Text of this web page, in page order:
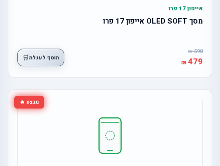
אייפון 17 פרו
מסך OLED SOFT אייפון 17 פרו
590
479 הוסף לעגלה🛒
מבצע 🔥